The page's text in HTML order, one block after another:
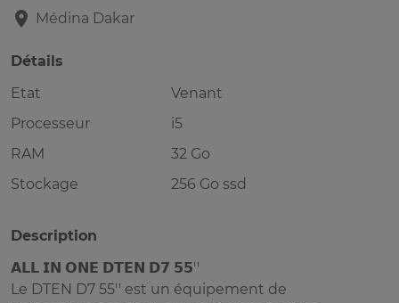
Médina Dakar
Détails
Etat
Venant
Processeur
i5
RAM
32 Go
Stockage
256 Go ssd
Description
𝗔𝗟𝗟 𝗜𝗡 𝗢𝗡𝗘 𝗗𝗧𝗘𝗡 𝗗𝟳 𝟱𝟱''
Le DTEN D7 55'' est un équipement de